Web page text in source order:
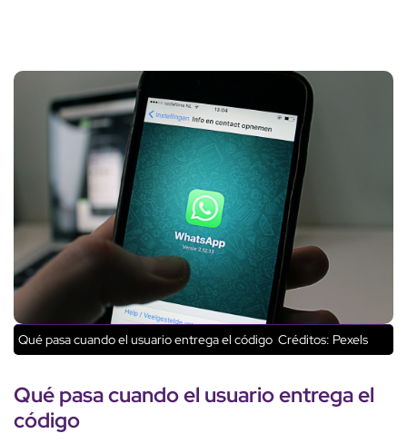
Qué pasa cuando el usuario entrega el código Créditos: Pexels
Qué pasa cuando el usuario entregael
código